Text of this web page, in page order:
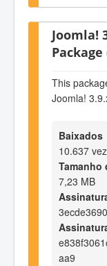
Joomla!
Package
This
Joomla!
Baixados
10.637
Tamanho
7,23 MB
aa9